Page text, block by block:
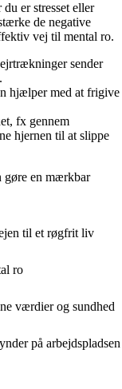
er stresset eller
de negative
vej til mental ro.
sender
hjælper med at frigive
fx gennem
hjernen til at slippe
gøre en mærkbar
til et røgfrit liv
ro
værdier og sundhed
på arbejdspladsen